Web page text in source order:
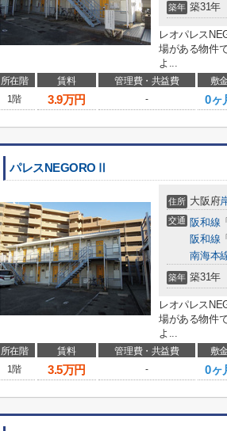
築年 築31年
レオパレス
場がある物件
よ...
所在階 賃料 管理費・共益費 敷金
1階
3.9万円 - 0ヶ
パレスNEGOROⅡ
住所 大阪府
交通 阪和線 「
阪和線 「
南海本
築年 築31年
レオパレス
場がある物件
よ...
所在階 賃料 管理費・共益費 敷金
1階
3.5万円 - 0ヶ